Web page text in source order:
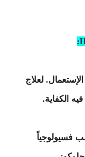
لعلاج
الكفاية.
فسيولوجياً